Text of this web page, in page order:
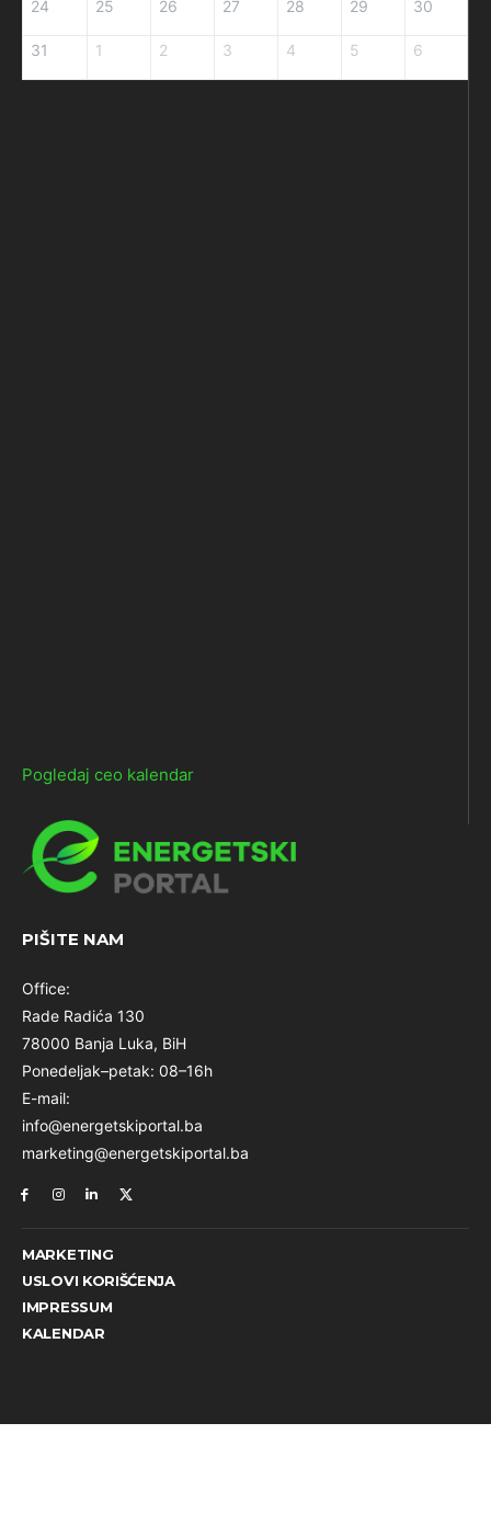
24 25 26 27 28 29 30
31 1 2 3 4 5 6
Pogledaj ceo kalendar
PIŠITE NAM
Office:
Rade Radića 130
78000 Banja Luka, BiH
Ponedeljak–petak: 08–16h
E-mail:
info@energetskiportal.ba
marketing@energetskiportal.ba
MARKETING
USLOVI KORIŠĆENJA
IMPRESSUM
KALENDAR